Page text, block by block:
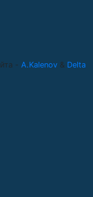
- A.Kalenov & Delta